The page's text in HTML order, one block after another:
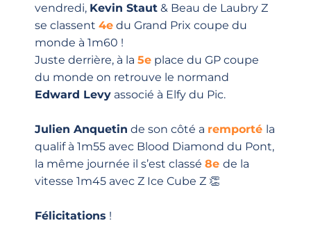
vendredi, Kevin Staut & Beau de Laubry Z
se classent 4e du Grand Prix coupe du
monde à 1m60 !
Juste derrière, à la 5e place du GP coupe
du monde on retrouve le normand
Edward Levy associé à Elfy du Pic.
Julien Anquetin de son côté a remporté la
qualif à 1m55 avec Blood Diamond du Pont,
la même journée il s’est classé 8e de la
vitesse 1m45 avec Z Ice Cube Z 👏
Félicitations !